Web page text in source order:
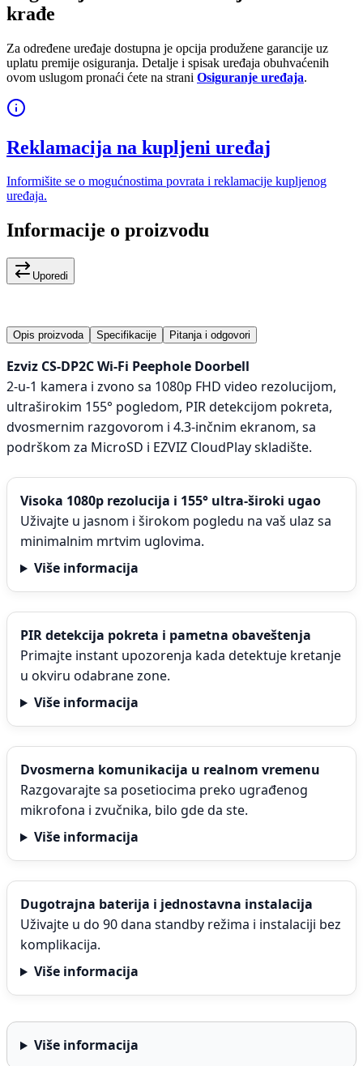
krađe
Za određene uređaje dostupna je opcija produžene garancije uz
uplatu premije osiguranja. Detalje i spisak uređaja obuhvaćenih
ovom uslugom pronaći ćete na strani Osiguranje uređaja.
Reklamacija na kupljeni uređaj
Informišite se o mogućnostima povrata i reklamacije kupljenog
uređaja.
Informacije o proizvodu
Uporedi
Opis proizvoda Specifikacije Pitanja i odgovori
Ezviz CS-DP2C Wi-Fi Peephole Doorbell
2-u-1 kamera i zvono sa 1080p FHD video rezolucijom,
ultraširokim 155° pogledom, PIR detekcijom pokreta,
dvosmernim razgovorom i 4.3-inčnim ekranom, sa
podrškom za MicroSD i EZVIZ CloudPlay skladište.
Visoka 1080p rezolucija i 155° ultra-široki ugao
Uživajte u jasnom i širokom pogledu na vaš ulaz sa
minimalnim mrtvim uglovima.
Više informacija
PIR detekcija pokreta i pametna obaveštenja
Primajte instant upozorenja kada detektuje kretanje
u okviru odabrane zone.
Više informacija
Dvosmerna komunikacija u realnom vremenu
Razgovarajte sa posetiocima preko ugrađenog
mikrofona i zvučnika, bilo gde da ste.
Više informacija
Dugotrajna baterija i jednostavna instalacija
Uživajte u do 90 dana standby režima i instalaciji bez
komplikacija.
Više informacija
Više informacija